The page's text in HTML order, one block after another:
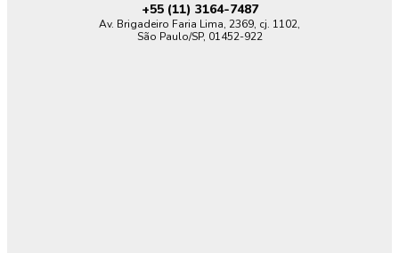
+55 (11) 3164-7487
Av. Brigadeiro Faria Lima, 2369, cj. 1102,
São Paulo/SP, 01452-922